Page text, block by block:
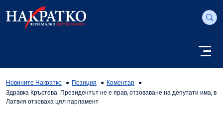
Новините Накратко Позиция
Коментар
Здравка Кръстева: Президентът не е прав, отзоваване на депутати има, в
Латвия отзоваха цял парламент